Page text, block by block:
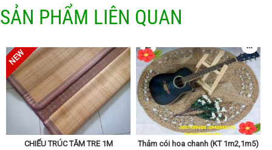
SẢN PHẨM LIÊN QUAN
CHIẾU TRÚC TĂM TRE 1M Thảm cói hoa chanh (KT 1m2,1m5)